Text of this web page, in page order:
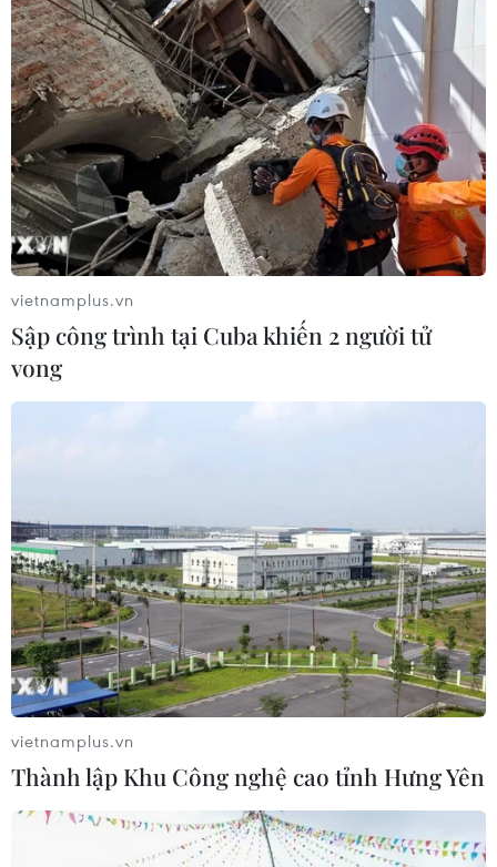
vietnamplus.vn
Sập công trình tại Cuba khiến 2 người tử
vong
vietnamplus.vn
Thành lập Khu Công nghệ cao tỉnh Hưng Yên